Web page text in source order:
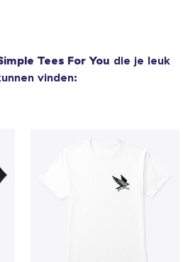
Tees For You die je leuk
vinden: